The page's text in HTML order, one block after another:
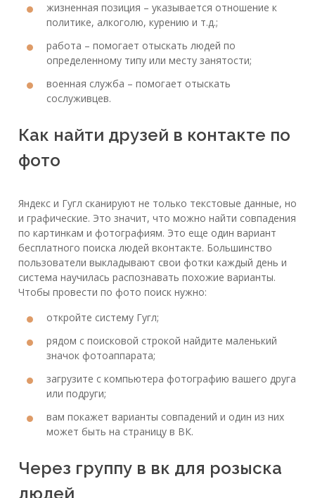
жизненная позиция – указывается отношение к
политике, алкоголю, курению и т.д.;
работа – помогает отыскать людей по
определенному типу или месту занятости;
военная служба – помогает отыскать
сослуживцев.
Как найти друзей в контакте по
фото
Яндекс и Гугл сканируют не только текстовые данные, но
и графические. Это значит, что можно найти совпадения
по картинкам и фотографиям. Это еще один вариант
бесплатного поиска людей вконтакте. Большинство
пользователи выкладывают свои фотки каждый день и
система научилась распознавать похожие варианты.
Чтобы провести по фото поиск нужно:
откройте систему Гугл;
рядом с поисковой строкой найдите маленький
значок фотоаппарата;
загрузите с компьютера фотографию вашего друга
или подруги;
вам покажет варианты совпадений и один из них
может быть на страницу в ВК.
Через группу в вк для розыска
людей